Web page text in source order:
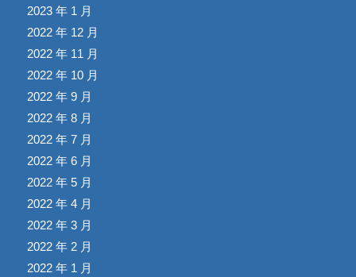
2023 年 1 月
2022 年 12 月
2022 年 11 月
2022 年 10 月
2022 年 9 月
2022 年 8 月
2022 年 7 月
2022 年 6 月
2022 年 5 月
2022 年 4 月
2022 年 3 月
2022 年 2 月
2022 年 1 月